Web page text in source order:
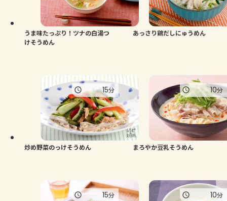
うま味たっぷり！ツナの白湯つ
けそうめん
あっさり鶏だしにゅうめん
炒め野菜のっけそうめん
15分
まろやか豆乳そうめん
10分
15分 10分